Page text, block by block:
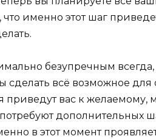
именно этот шаг
безупречным
сделать всё возможное
приведут вас к желаемому,
дополнительных
в этот момент